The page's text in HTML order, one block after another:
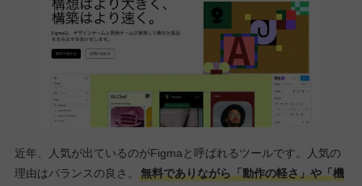
近年、人気が出ているのがFigmaと呼ばれるツールです。人気の
理由はバランスの良さ。
無料でありながら「動作の軽さ」や「機